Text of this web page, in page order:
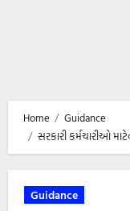
Home
Guidance
સરકારી કર્મચારીઓ
Guidance